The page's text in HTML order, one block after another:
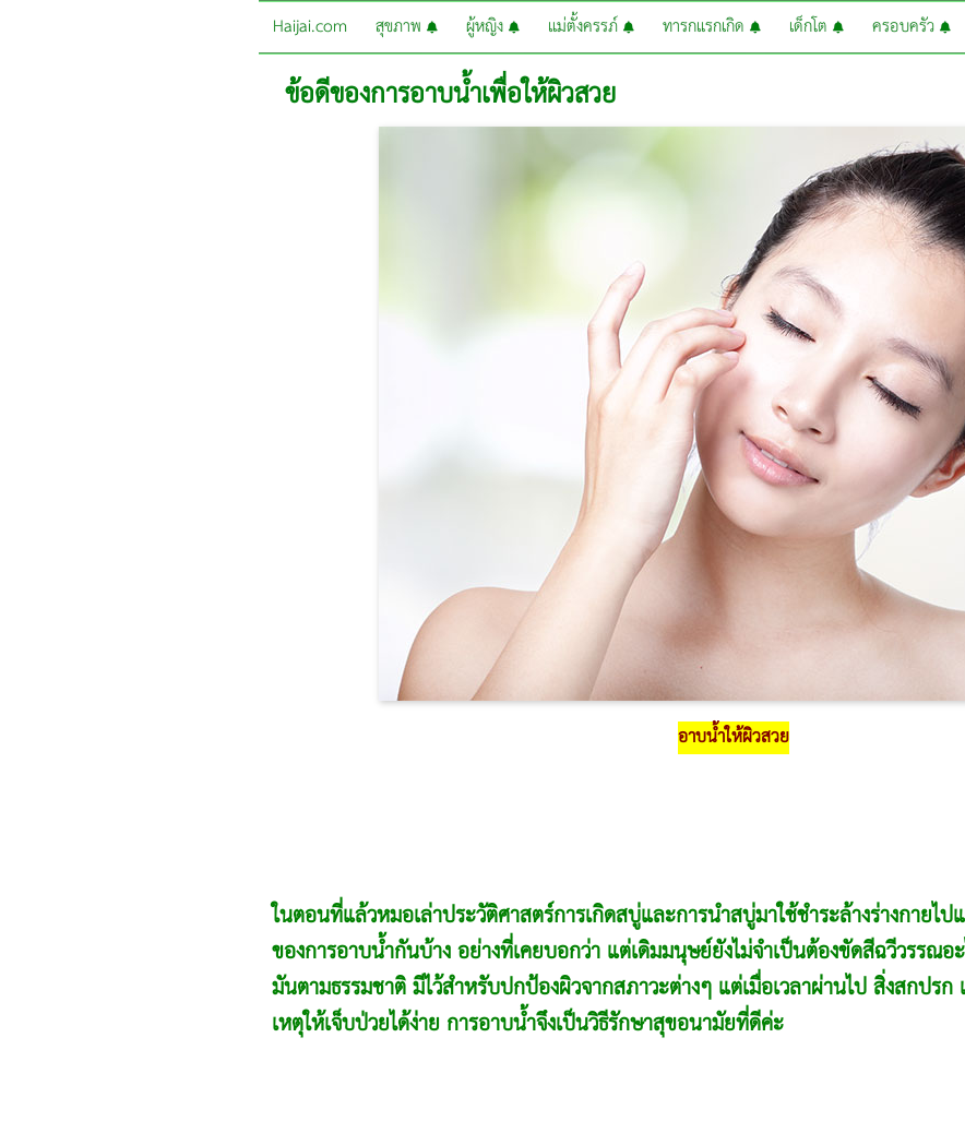
Haijai.com สุขภาพ ผู้หญิง แม่ตั้งครรภ์ ทารกแรกเกิด เด็กโต ครอบครัว
ข้อดีของการอาบน้ำเพื่อให้ผิวสวย
อาบน้ำให้ผิวสวย
ในตอนที่แล้วหมอเล่าประวัติศาสตร์การเกิดสบู่และการนำสบู่มาใช้ชำระล้างร่างกายไ
ของการอาบน้ำกันบ้าง อย่างที่เคยบอกว่า แต่เดิมมนุษย์ยังไม่จำเป็นต้องขัดสีฉวีวรรณอ
มันตามธรรมชาติ มีไว้สำหรับปกป้องผิวจากสภาวะต่างๆ แต่เมื่อเวลาผ่านไป สิ่งสกปรก
เหตุให้เจ็บป่วยได้ง่าย การอาบน้ำจึงเป็นวิธีรักษาสุขอนามัยที่ดีค่ะ